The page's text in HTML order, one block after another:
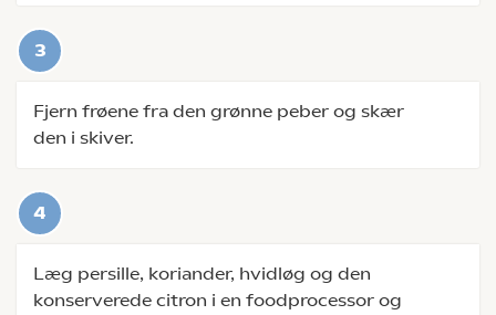
Fjern frøene fra den grønne peber og skær
den i skiver.
Læg persille, koriander, hvidløg og den
konserverede citron i en foodprocessor og